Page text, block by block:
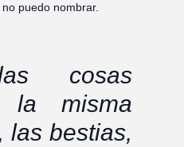
puedo nombrar.
cosas
la misma
las bestias,